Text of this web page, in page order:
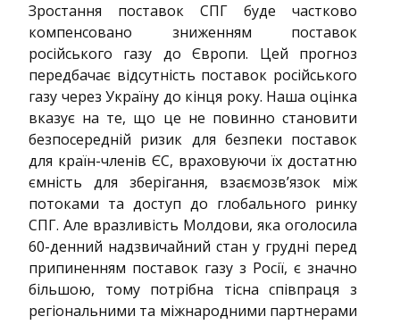
Зростання поставок СПГ буде частково
компенсовано зниженням поставок
російського газу до Європи. Цей прогноз
передбачає відсутність поставок російського
газу через Україну до кінця року. Наша оцінка
вказує на те, що це не повинно становити
безпосередній ризик для безпеки поставок
для країн-членів ЄС, враховуючи їх достатню
ємність для зберігання, взаємозв’язок між
потоками та доступ до глобального ринку
СПГ. Але вразливість Молдови, яка оголосила
60-денний надзвичайний стан у грудні перед
припиненням поставок газу з Росії, є значно
більшою, тому потрібна тісна співпраця з
регіональними та міжнародними партнерами